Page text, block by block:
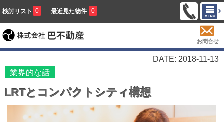
検討リスト 0 最近見た物件 0
お問合せ
DATE: 2018-11-13
業界的な話
LRTとコンパクトシティ構想